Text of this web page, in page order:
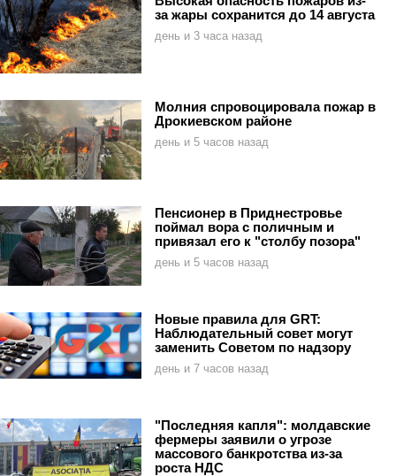
за жары сохранится до 14 августа
день и 3 часа назад
Молния спровоцировала пожар в
Дрокиевском районе
день и 5 часов назад
Пенсионер в Приднестровье
поймал вора с поличным и
привязал его к "столбу позора"
день и 5 часов назад
Новые правила для GRT:
Наблюдательный совет могут
заменить Советом по надзору
день и 7 часов назад
"Последняя капля": молдавские
фермеры заявили о угрозе
массового банкротства из-за
роста НДС